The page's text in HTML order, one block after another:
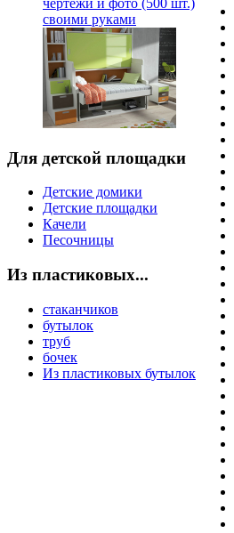
чертежи и фото (500 шт.)
своими руками
Для детской площадки
Детские домики
Детские площадки
Качели
Песочницы
Из пластиковых...
стаканчиков
бутылок
труб
бочек
Из пластиковых бутылок